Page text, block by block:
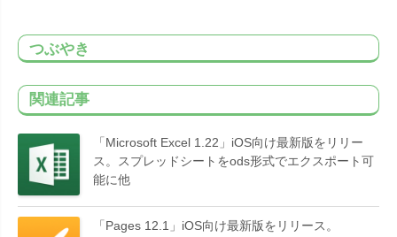
つぶやき
関連記事
「Microsoft Excel 1.22」iOS向け最新版をリリー
ス。スプレッドシートをods形式でエクスポート可
能に他
「Pages 12.1」iOS向け最新版をリリース。